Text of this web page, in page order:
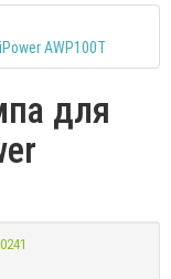
AWP100T
для